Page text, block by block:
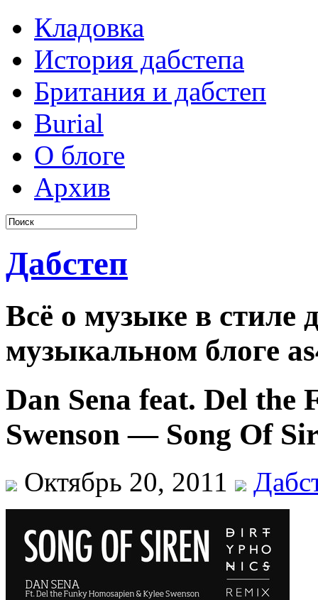
Кладовка
История дабстепа
Британия и дабстеп
Burial
О блоге
Архив
Дабстеп
Всё о музыке в стиле
музыкальном блоге
Dan Sena feat. Del the
Swenson — Song Of
Октябрь 20, 2011